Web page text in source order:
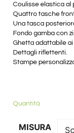
Coulisse elastica al
Quattro tasche
Una tasca
Fondo gamba con
Ghetta adattabile ai
Dettagli riflettenti.
Stampe
Quantità
MISURA